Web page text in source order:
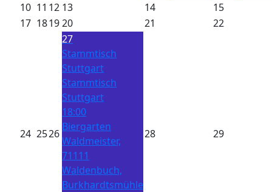
10 11 12 13 14
15
17 181920 21 22
24 2526
27
Stammtisch
Stuttgart
Stammtisch
Stuttgart
18:00
Biergarten
Waldmeister,
71111
Waldenbuch,
Burkhardtsmühle
28 29